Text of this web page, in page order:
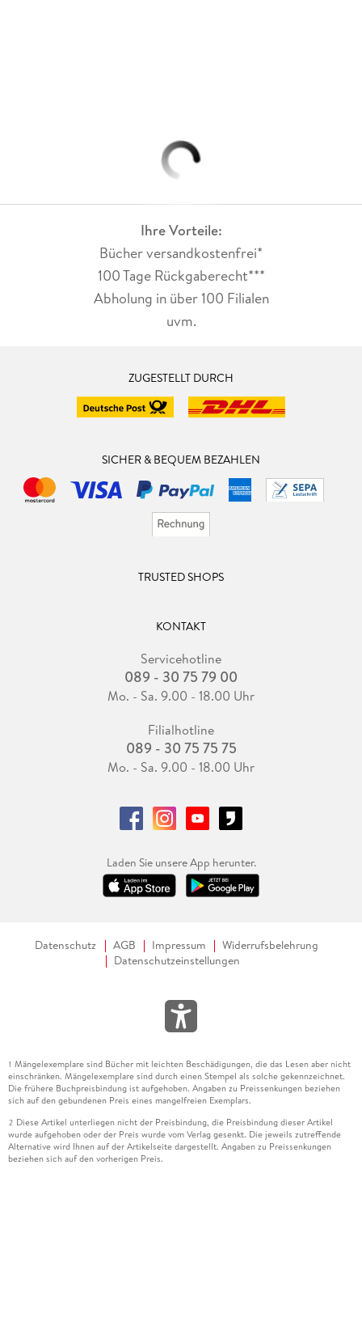
Ihre Vorteile:
Bücher versandkostenfrei*
100 Tage Rückgaberecht***
Abholung in über 100 Filialen
uvm.
ZUGESTELLT DURCH
SICHER & BEQUEM BEZAHLEN
TRUSTED SHOPS
KONTAKT
Servicehotline
089 - 30 75 79 00
Mo. - Sa. 9.00 - 18.00 Uhr
Filialhotline
089 - 30 75 75 75
Mo. - Sa. 9.00 - 18.00 Uhr
Laden Sie unsere App herunter.
Datenschutz AGB Impressum
Widerrufsbelehrung
Datenschutzeinstellungen
1 Mängelexemplare sind Bücher mit leichten Beschädigungen, die das Lesen aber nicht
einschränken. Mängelexemplare sind durch einen Stempel als solche gekennzeichnet.
Die frühere Buchpreisbindung ist aufgehoben. Angaben zu Preissenkungen beziehen
sich auf den gebundenen Preis eines mangelfreien Exemplars.
2 Diese Artikel unterliegen nicht der Preisbindung, die Preisbindung dieser Artikel
wurde aufgehoben oder der Preis wurde vom Verlag gesenkt. Die jeweils zutreffende
Alternative wird Ihnen auf der Artikelseite dargestellt. Angaben zu Preissenkungen
beziehen sich auf den vorherigen Preis.